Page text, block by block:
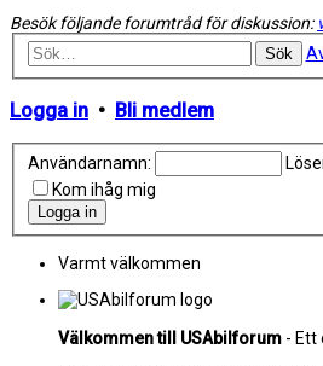
Besök följande forumtråd för diskussion:
Sök
Logga in • Bli medlem
Användarnamn:
Kom ihåg mig
Varmt välkommen
Välkommen till USAbilforum - Ett